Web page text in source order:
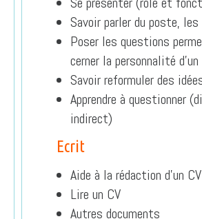
Savoir parler du poste, les
Poser les questions
cerner la personnalité
Savoir reformuler des
Apprendre à questionner
indirect)
Ecrit
Aide à la rédaction d’un CV
Lire un CV
Autres documents